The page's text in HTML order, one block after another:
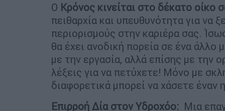
Ο Κρόνος κινείται στο δέκατο οίκο
πειθαρχία και υπευθυνότητα για να
περιορισμούς στην καριέρα σας.
θα έχει ανοδική πορεία σε ένα
με την εργασία, αλλά επίσης με την
λέξεις για να πετύχετε! Μόνο με
διαφορετικά μπορεί να χάσετε έναν
Επιρροή Δία στον Υδροχόο: Μια